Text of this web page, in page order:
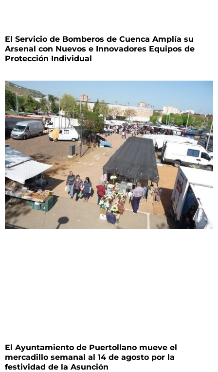
El Servicio de Bomberos de Cuenca Amplía su
Arsenal con Nuevos e Innovadores Equipos de
Protección Individual
El Ayuntamiento de Puertollano mueve el
mercadillo semanal al 14 de agosto por la
festividad de la Asunción